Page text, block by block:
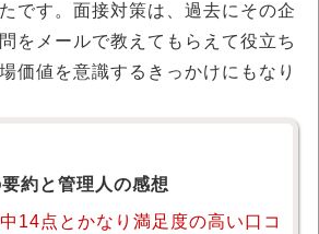
です。面接対策は、過去にその企
をメールで教えてもらえて役立ち
価値を意識するきっかけにもなり
約と管理人の感想
14点とかなり満足度の高い口コ